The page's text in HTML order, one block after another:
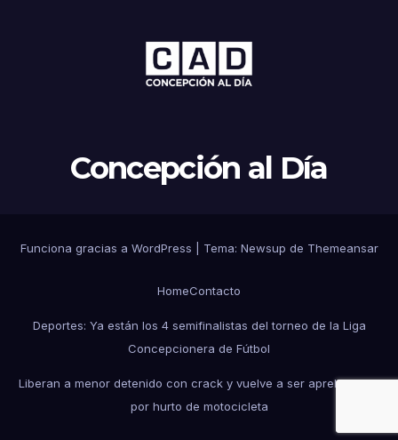
Concepción al Día
Funciona gracias a WordPress Tema: Newsup de Themeansar
HomeContacto
Deportes: Ya están los 4 semifinalistas del torneo de la Liga
Concepcionera de Fútbol
Liberan a menor detenido con crack y vuelve a ser aprehendido
por hurto de motocicleta